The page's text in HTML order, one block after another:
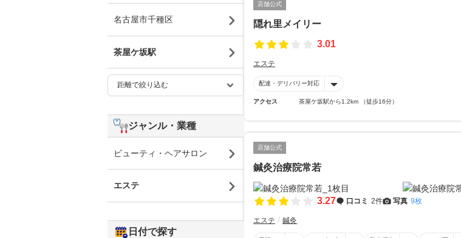
店舗公式
隠れ里メイリー
3.01
エステ
配達・デリバリー対応
アクセス 茶屋ケ坂駅から1.2km （徒歩16分）
店舗公式
鍼灸治療院常若
3.27 口コミ 2件 写真 9枚
エステ 鍼灸
名古屋市千種区
茶屋ケ坂駅
ジャンル・業種
ビューティ・ヘアサロン
エステ
日付で探す